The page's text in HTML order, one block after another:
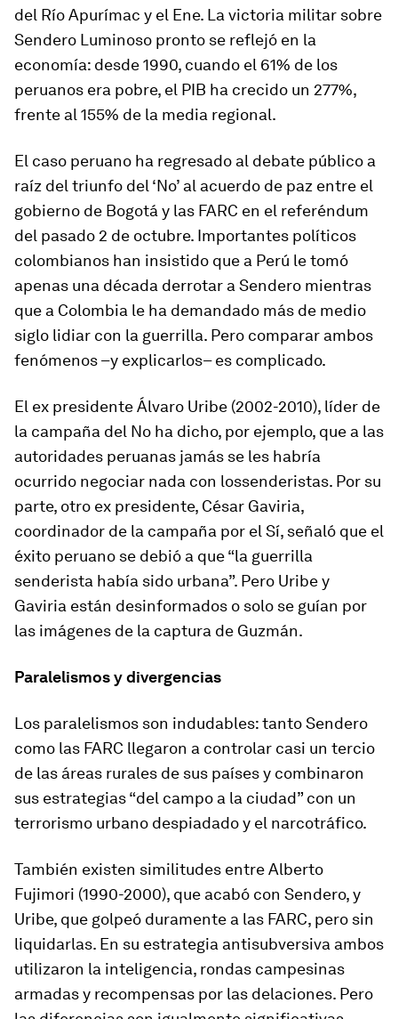
del Río Apurímac y el Ene. La victoria militar sobre
Sendero Luminoso pronto se reflejó en la
economía: desde 1990, cuando el 61% de los
peruanos era pobre, el PIB ha crecido un 277%,
frente al 155% de la media regional.
El caso peruano ha regresado al debate público a
raíz del triunfo del ‘No’ al acuerdo de paz entre el
gobierno de Bogotá y las FARC en el referéndum
del pasado 2 de octubre. Importantes políticos
colombianos han insistido que a Perú le tomó
apenas una década derrotar a Sendero mientras
que a Colombia le ha demandado más de medio
siglo lidiar con la guerrilla. Pero comparar ambos
fenómenos –y explicarlos– es complicado.
El ex presidente Álvaro Uribe (2002-2010), líder de
la campaña del No ha dicho, por ejemplo, que a las
autoridades peruanas jamás se les habría
ocurrido negociar nada con lossenderistas. Por su
parte, otro ex presidente, César Gaviria,
coordinador de la campaña por el Sí, señaló que el
éxito peruano se debió a que “la guerrilla
senderista había sido urbana”. Pero Uribe y
Gaviria están desinformados o solo se guían por
las imágenes de la captura de Guzmán.
Paralelismos y divergencias
Los paralelismos son indudables: tanto Sendero
como las FARC llegaron a controlar casi un tercio
de las áreas rurales de sus países y combinaron
sus estrategias “del campo a la ciudad” con un
terrorismo urbano despiadado y el narcotráfico.
También existen similitudes entre Alberto
Fujimori (1990-2000), que acabó con Sendero, y
Uribe, que golpeó duramente a las FARC, pero sin
liquidarlas. En su estrategia antisubversiva ambos
utilizaron la inteligencia, rondas campesinas
armadas y recompensas por las delaciones. Pero